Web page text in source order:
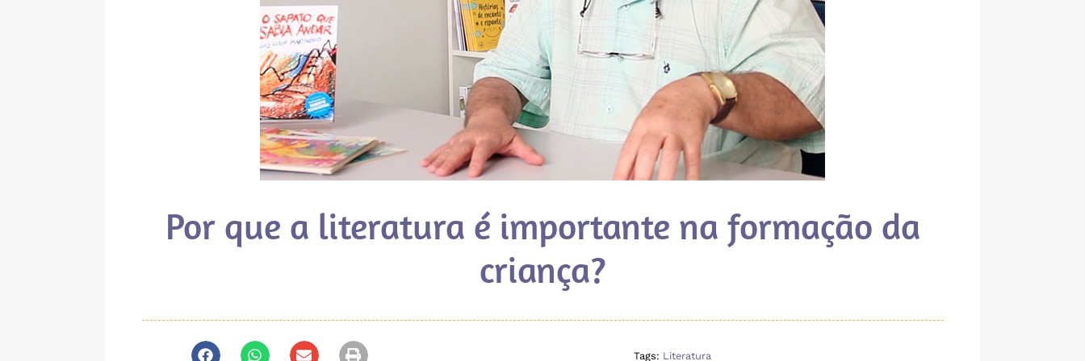
Por que a literatura é importante na formação da
criança?
Tags: Literatura